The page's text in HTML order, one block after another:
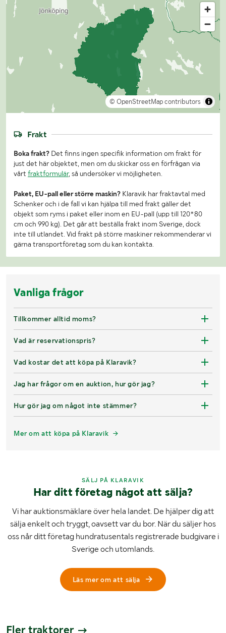
© OpenStreetMap contributors
Frakt
Boka frakt? Det finns ingen specifik information om frakt för
just det här objektet, men om du skickar oss en förfrågan via
vårt fraktformulär, så undersöker vi möjligheten.
Paket, EU-pall eller större maskin? Klaravik har fraktavtal med
Schenker och i de fall vi kan hjälpa till med frakt gäller det
objekt som ryms i paket eller inom en EU-pall (upp till 120*80
cm och 990 kg). Det går att beställa frakt inom Sverige, dock
inte till utlandet. Vid frakt på större maskiner rekommenderar vi
gärna transportföretag som du kan kontakta.
Vanliga frågor
Tillkommer alltid moms?
Vad är reservationspris?
Vad kostar det att köpa på Klaravik?
Jag har frågor om en auktion, hur gör jag?
Hur gör jag om något inte stämmer?
Mer om att köpa på Klaravik
SÄLJ PÅ KLARAVIK
Har ditt företag något att sälja?
Vi har auktionsmäklare över hela landet. De hjälper dig att
sälja enkelt och tryggt, oavsett var du bor. När du säljer hos
oss når ditt företag hundratusentals registrerade budgivare i
Sverige och utomlands.
Läs mer om att sälja
Fler traktorer